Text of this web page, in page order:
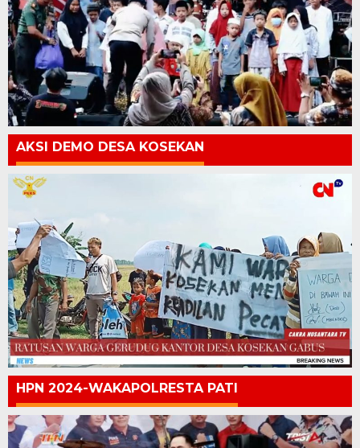
AKSI DEMO DESA KOSEKAN
HPN 2024-WAKAPOLRESTA PATI